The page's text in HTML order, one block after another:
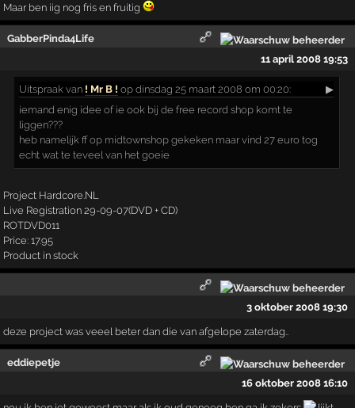
Maar ben iig nog fris en fruitig
GabberPinda4Life
11 april 2008 19:53
Uitspraak van ! Mr B ! op dinsdag 25 maart 2008 om 00:20:
▶
iemand enig idee of ie ook bij de free record shop komt te
liggen???
heb namelijk ff op midtownshop gekeken maar vind 27 euro tog
echt wat te teveel van het goeie
Project Hardcore.NL
Live Registration 29-09-07(DVD + CD)
ROTDVD011
Price: 17.95
Product in stock
3 oktober 2008 19:30
deze project was veeel beter dan die van afgelope zaterdag..
eddiepetje
16 oktober 2008 16:10